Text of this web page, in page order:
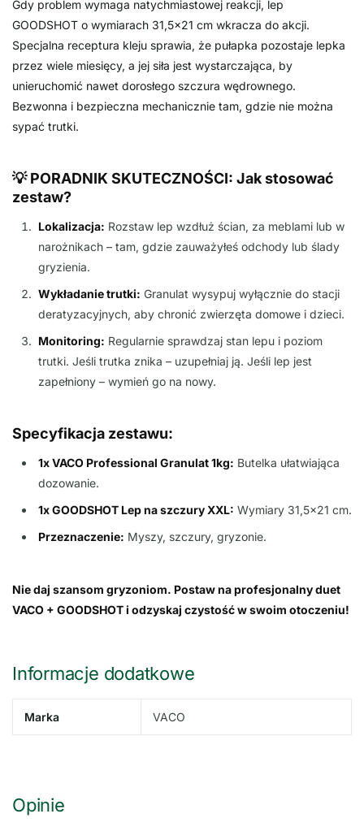
Gdy problem wymaga natychmiastowej reakcji, lep
GOODSHOT o wymiarach 31,5×21 cm wkracza do akcji.
Specjalna receptura kleju sprawia, że pułapka pozostaje lepka
przez wiele miesięcy, a jej siła jest wystarczająca, by
unieruchomić nawet dorosłego szczura wędrownego.
Bezwonna i bezpieczna mechanicznie tam, gdzie nie można
sypać trutki.
💡 PORADNIK SKUTECZNOŚCI: Jak stosować
zestaw?
Lokalizacja: Rozstaw lep wzdłuż ścian, za meblami lub w
narożnikach – tam, gdzie zauważyłeś odchody lub ślady
gryzienia.
Wykładanie trutki: Granulat wysypuj wyłącznie do stacji
deratyzacyjnych, aby chronić zwierzęta domowe i dzieci.
Monitoring: Regularnie sprawdzaj stan lepu i poziom
trutki. Jeśli trutka znika – uzupełniaj ją. Jeśli lep jest
zapełniony – wymień go na nowy.
Specyfikacja zestawu:
1x VACO Professional Granulat 1kg: Butelka ułatwiająca
dozowanie.
1x GOODSHOT Lep na szczury XXL: Wymiary 31,5×21 cm.
Przeznaczenie: Myszy, szczury, gryzonie.
Nie daj szansom gryzoniom. Postaw na profesjonalny duet
VACO + GOODSHOT i odzyskaj czystość w swoim otoczeniu!
Informacje dodatkowe
Marka VACO
Opinie